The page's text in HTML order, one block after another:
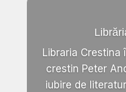
Libraria Crestina
crestin Peter
iubire de